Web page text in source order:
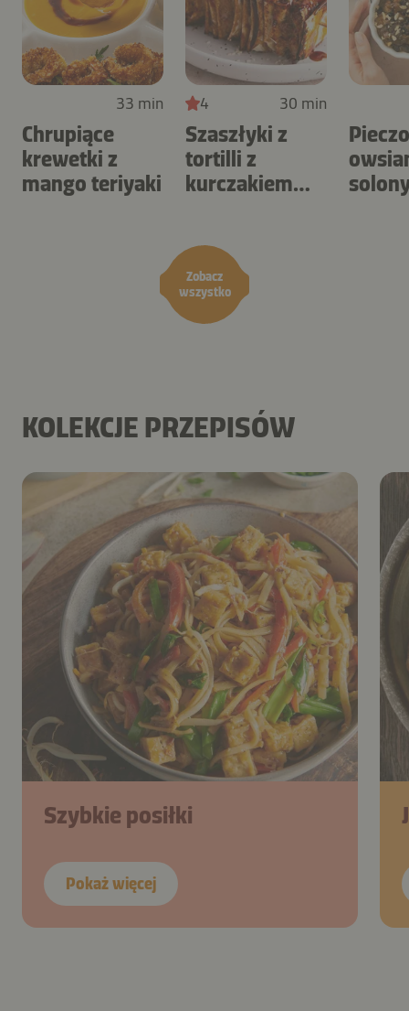
Zobacz
wszystko
33 min
Chrupiące
krewetki z
mango teriyaki
4 30 min
Szaszłyki z
tortilli z
kurczakiem
KOLEKCJE PRZEPISÓW
Szybkie posiłki
Pokaż więcej